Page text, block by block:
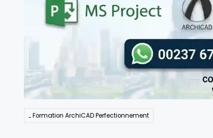
Formation ArchiCAD Perfectionnement